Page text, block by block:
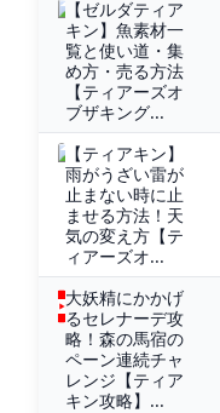
【ゼルダティア
キン】魚素材一
覧と使い道・集
め方・売る方法
【ティアーズオ
ブザキング...
【ティアキン】
雨がうざい雷が
止まない時に止
ませる方法！天
気の変え方【テ
ィアーズオ...
大妖精にかかげ
るセレナーデ攻
略！森の馬宿の
ペーン連続チャ
レンジ【ティア
キン攻略】...